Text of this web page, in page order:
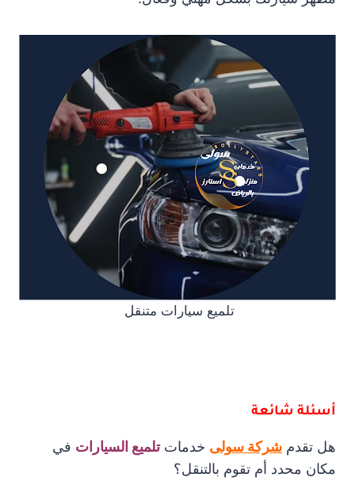
تلميع سيارات متنقل
أسئلة شائعة
هل تقدم شركة سولى خدماتتلميع السيارات في
مكان محدد أم تقوم بالتنقل؟